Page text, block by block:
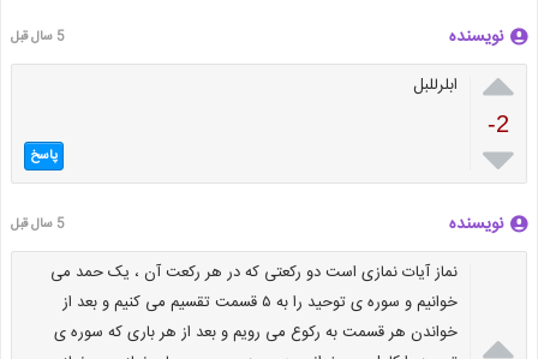
نویسنده 5 سال قبل

-2

ابلرللبل
پاسخ
نویسنده 5 سال قبل

نماز آیات نمازی است دو رکعتی که در هر رکعت آن ، یک حمد می
خوانیم و سوره ی توحید را به ۵ قسمت تقسیم می کنیم و بعد از
خواندن هر قسمت به رکوع می رویم و بعد از هر باری که سوره ی